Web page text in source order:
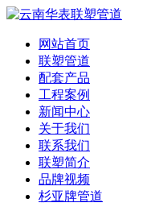
网站首页
联塑管道
配套产品
工程案例
新闻中心
关于我们
联系我们
联塑简介
品牌视频
杉亚牌管道